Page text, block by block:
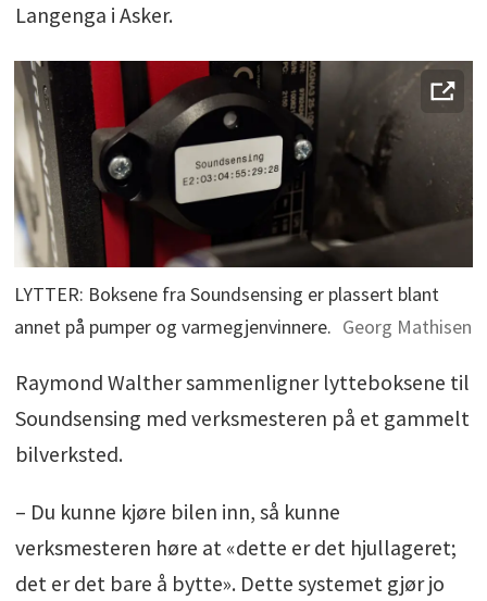
Langenga i Asker.
LYTTER: Boksene fra Soundsensing er plassert blant
annet på pumper og varmegjenvinnere. Georg Mathisen
Raymond Walther sammenligner lytteboksene til
Soundsensing med verksmesteren på et gammelt
bilverksted.
– Du kunne kjøre bilen inn, så kunne
verksmesteren høre at «dette er det hjullageret;
det er det bare å bytte». Dette systemet gjør jo